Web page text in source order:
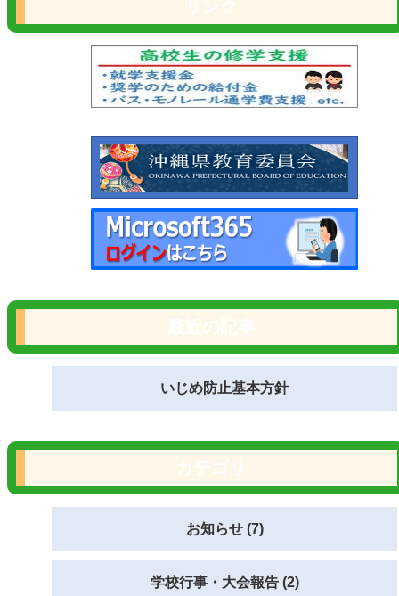
いじめ防止基本方針
お知らせ (7)
学校行事・大会報告 (2)